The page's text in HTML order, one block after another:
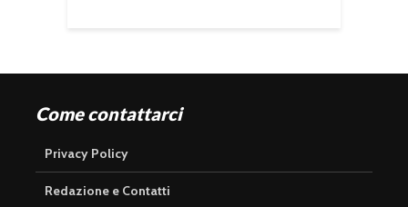
Come contattarci
Privacy Policy
Redazione e Contatti